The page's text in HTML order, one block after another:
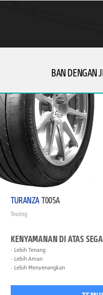
BAN DENGAN
TURANZAT005A
Touring
KENYAMANAN DI ATAS
Lebih Tenang
Lebih Aman
Lebih Menyenangkan